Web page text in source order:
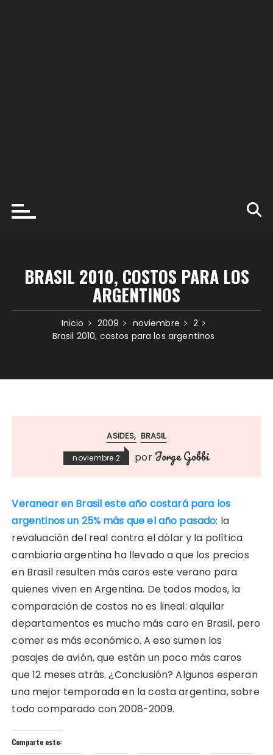
BRASIL 2010, COSTOS PARA LOS
ARGENTINOS
Inicio 2009 noviembre
2
Brasil 2010, costos para los argentinos
ASIDES BRASIL
noviembre 2 por Jorge Gobbi
Veranear en Brasil este año costará para los
argentinos un 25% más que el año pasado: la
revaluación del real contra el dólar y la política
cambiaria argentina ha llevado a que los precios
en Brasil resulten más caros este verano para
quienes viven en Argentina. De todos modos, la
comparación de costos no es lineal: alquilar
departamentos es mucho más caro en Brasil, pero
comer es más económico. A eso sumen los
pasajes de avión, que están un poco más caros
que 12 meses atrás. ¿Conclusión? Algunos esperan
una mejor temporada en la costa argentina, sobre
todo comparado con 2008-2009.
Comparte esto: